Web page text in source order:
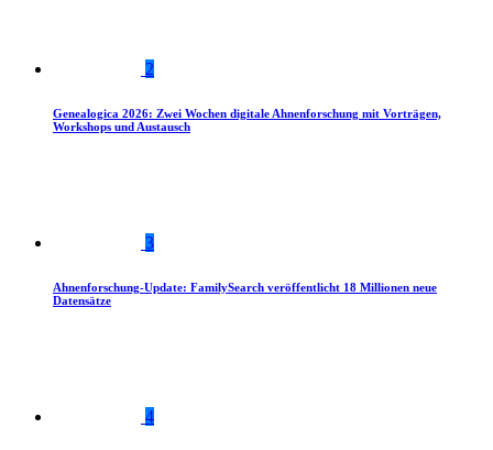
2
Genealogica 2026: Zwei Wochen digitale Ahnenforschung mit Vorträgen,
Workshops und Austausch
3
Ahnenforschung-Update: FamilySearch veröffentlicht 18 Millionen neue
Datensätze
4